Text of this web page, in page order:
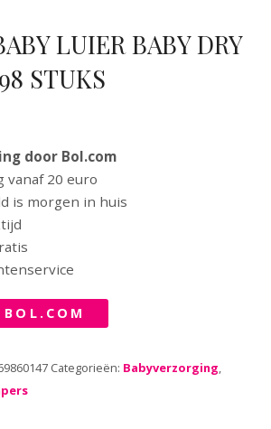
LUIER BABY DRY
STUKS
door Bol.com
vanaf 20 euro
is morgen in huis
Categorieën: Babyverzorging,